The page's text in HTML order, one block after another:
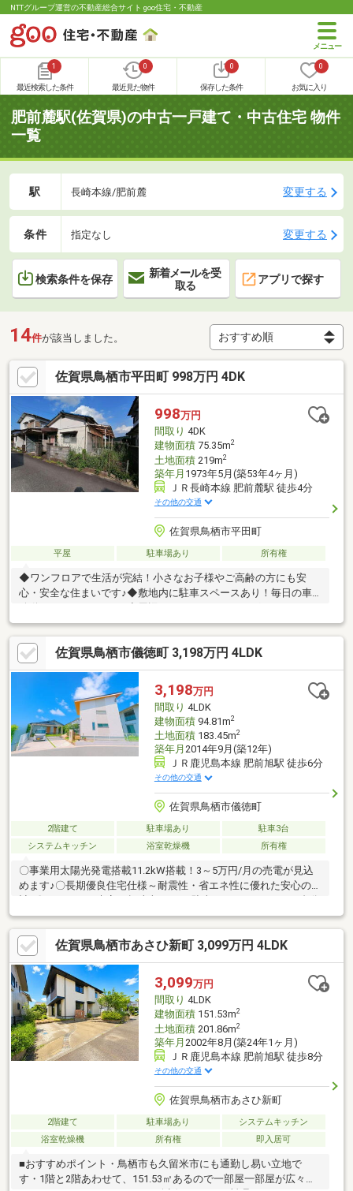
NTTグループ運営の不動産総合サイト goo住宅・不動産
1
最近検索した条件
0
最近見た物件
0
保存した条件
0
お気に入り
肥前麓駅(佐賀県)の中古一戸建て・中古住宅 物件
一覧
駅 長崎本線/肥前麓 変更する
条件 指定なし 変更する
検索条件を保存
新着メールを受
取る
アプリで探す
14件が該当しました。
佐賀県鳥栖市平田町 998万円 4DK
998万円
間取り 4DK
建物面積75.35m2
土地面積219m2
築年月 1973年5月(築53年4ヶ月)
ＪＲ長崎本線 肥前麓駅 徒歩4分
その他の交通
佐賀県鳥栖市平田町
平屋 駐車場あり 所有権
◆ワンフロアで生活が完結！小さなお子様やご高齢の方にも安
心・安全な住まいです♪◆敷地内に駐車スペースあり！毎日の車
があり毎日の買い物も快適♪◆鳥栖ICや主要道路へのアクセス良
好！車での移動もスムーズで県外へのアクセスも◎◆「肥前麓」
駅まで徒歩約4分！毎日の移動もラクラクです♪
佐賀県鳥栖市儀徳町 3,198万円 4LDK
3,198万円
間取り 4LDK
建物面積94.81m2
土地面積183.45m2
築年月 2014年9月(築12年)
ＪＲ鹿児島本線 肥前旭駅 徒歩6分
その他の交通
佐賀県鳥栖市儀徳町
2階建て 駐車場あり
駐車3台
システムキッチン
浴室乾燥機 所有権
〇事業用太陽光発電搭載11.2kW搭載！3～5万円/月の売電が見込
めます♪〇長期優良住宅仕様～耐震性・省エネ性に優れた安心の設
♪〇駅チカ×住みやすさ！肥前旭駅まで徒歩約6分のうれしい距離
感♪〇落ち着いた住環境でありながら、利便性の高い立地です♪
佐賀県鳥栖市あさひ新町 3,099万円 4LDK
3,099万円
間取り 4LDK
建物面積151.53m2
土地面積201.86m2
築年月 2002年8月(築24年1ヶ月)
ＪＲ鹿児島本線 肥前旭駅 徒歩8分
その他の交通
佐賀県鳥栖市あさひ新町
2階建て 駐車場あり
システムキッチン
浴室乾燥機
所有権 即入居可
■おすすめポイント・鳥栖市も久留米市にも通勤し易い立地で
す・1階と2階あわせて、151.53㎡あるので一部屋一部屋が広々で